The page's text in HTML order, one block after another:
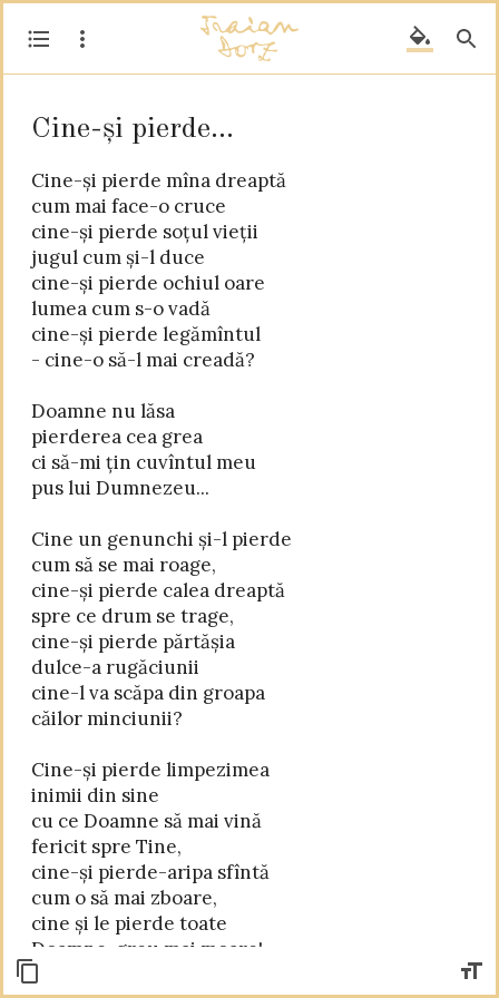
Cine-și pierde...
Cine-și pierde mîna dreaptă
cum mai face-o cruce
cine-și pierde soțul vieții
jugul cum și-l duce
cine-și pierde ochiul oare
lumea cum s-o vadă
cine-și pierde legămîntul
- cine-o să-l mai creadă?
Doamne nu lăsa
pierderea cea grea
ci să-mi țin cuvîntul meu
pus lui Dumnezeu...
Cine un genunchi și-l pierde
cum să se mai roage,
cine-și pierde calea dreaptă
spre ce drum se trage,
cine-și pierde părtășia
dulce-a rugăciunii
cine-l va scăpa din groapa
căilor minciunii?
Cine-și pierde limpezimea
inimii din sine
cu ce Doamne să mai vină
fericit spre Tine,
cine-și pierde-aripa sfîntă
cum o să mai zboare,
cine și le pierde toate